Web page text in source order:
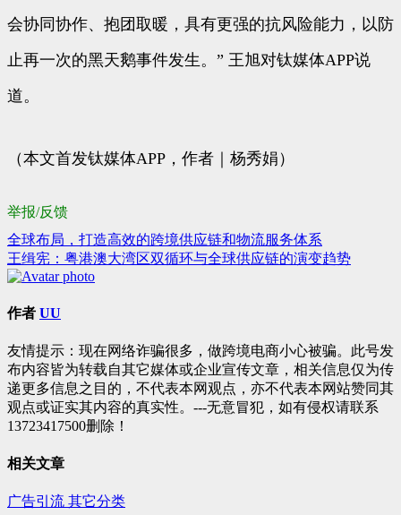
会协同协作、抱团取暖，具有更强的抗风险能力，以防
止再一次的黑天鹅事件发生。” 王旭对钛媒体APP说
道。
（本文首发钛媒体APP，作者｜杨秀娟）
举报/反馈
文
章
导
全球布局，打造高效的跨境供应链和物流服务体系
王缉宪：粤港澳大湾区双循环与全球供应链的演变趋势
作者 UU
友情提示：现在网络诈骗很多，做跨境电商小心被骗。此号发
布内容皆为转载自其它媒体或企业宣传文章，相关信息仅为传
递更多信息之目的，不代表本网观点，亦不代表本网站赞同其
观点或证实其内容的真实性。---无意冒犯，如有侵权请联系
13723417500删除！
相关文章
广告引流 其它分类